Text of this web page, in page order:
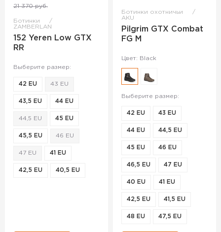
21 370 руб.
Ботинки
ZAMBERLAN
152 Yeren Low GTX
RR
Выберите размер:
42 EU 43 EU
43,5 EU 44 EU
44,5 EU 45 EU
45,5 EU 46 EU
47 EU 41 EU
42,5 EU 40,5 EU
Ботинки охотничьи
AKU
Pilgrim GTX Combat
FG M
Цвет: Black
Выберите размер:
42 EU 43 EU
44 EU 44,5 EU
45 EU 46 EU
46,5 EU 47 EU
40 EU 41 EU
42,5 EU 41,5 EU
48 EU 47,5 EU